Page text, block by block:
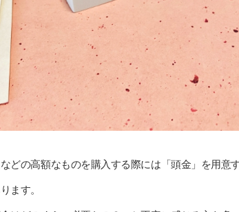
どの高額なものを購入する際には「頭金」を用意
ます。